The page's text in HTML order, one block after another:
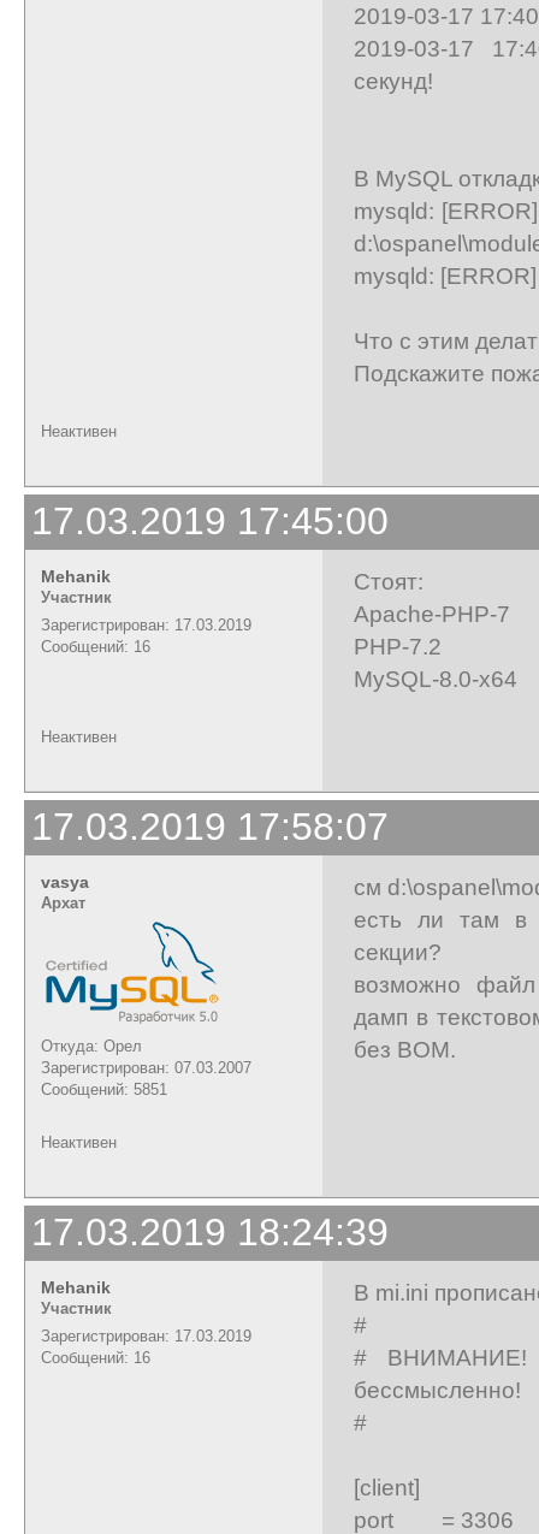
2019-03-17
2019-03-17
секунд!
В MySQL
mysqld:
mysqld:
Что с этим
Подскажите
Неактивен
17.03.2019 17:45:00
Mehanik
Участник
Зарегистрирован: 17.03.2019
Сообщений: 16
Стоят:
Apache-PHP-7
PHP-7.2
MySQL-8.0-x64
Неактивен
17.03.2019 17:58:07
vasya
Архат
Откуда: Орел
Зарегистрирован: 07.03.2007
Сообщений: 5851
см
есть ли там в
секции?
возможно файл
дамп в
без BOM.
Неактивен
17.03.2019 18:24:39
Mehanik
Участник
Зарегистрирован: 17.03.2019
Сообщений: 16
В mi.ini
#
# ВНИМАНИЕ!
бессмысленно!
#
[client]
port = 3306